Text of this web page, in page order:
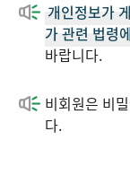
개인정보가
가 관련 법령
바랍니다.
비회원은 비
다.